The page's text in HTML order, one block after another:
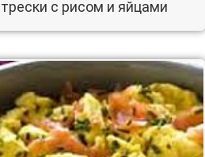
с рисом и яйцами